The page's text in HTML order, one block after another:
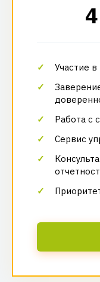
Участие
Работа с
Сервис